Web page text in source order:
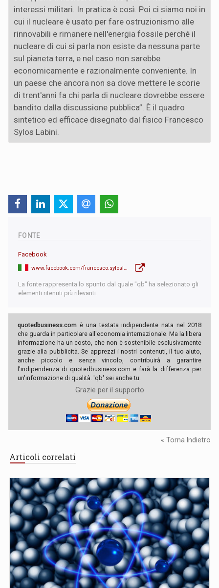
interessi militari. In pratica è così. Poi ci siamo noi in
cui il nucleare è usato per fare ostruzionismo alle
rinnovabili e rimanere nell'energia fossile perché il
nucleare di cui si parla non esiste da nessuna parte
sul pianeta terra, e nel caso non sarebbe
economicamente e razionalmente conveniente. In
un paese che ancora non sa dove mettere le scorie
di trent'anni fa chi parla di nucleare dovrebbe essere
bandito dalla discussione pubblica”. È il quadro
sintetico ed efficace disegnato dal fisico Francesco
Sylos Labini.
FONTE
Facebook
www.facebook.com/francesco.syloslabini
La fonte rappresenta lo spunto dal quale "qb" ha selezionato gli
elementi ritenuti più rilevanti.
quotedbusiness.com è una testata indipendente nata nel 2018
che guarda in particolare all'economia internazionale. Ma la libera
informazione ha un costo, che non è sostenibile esclusivamente
grazie alla pubblicità. Se apprezzi i nostri contenuti, il tuo aiuto,
anche piccolo e senza vincolo, contribuirà a garantire
l'indipendenza di quotedbusiness.com e farà la differenza per
un'informazione di qualità. 'qb' sei anche tu.
Grazie per il supporto
« Torna Indietro
Articoli correlati